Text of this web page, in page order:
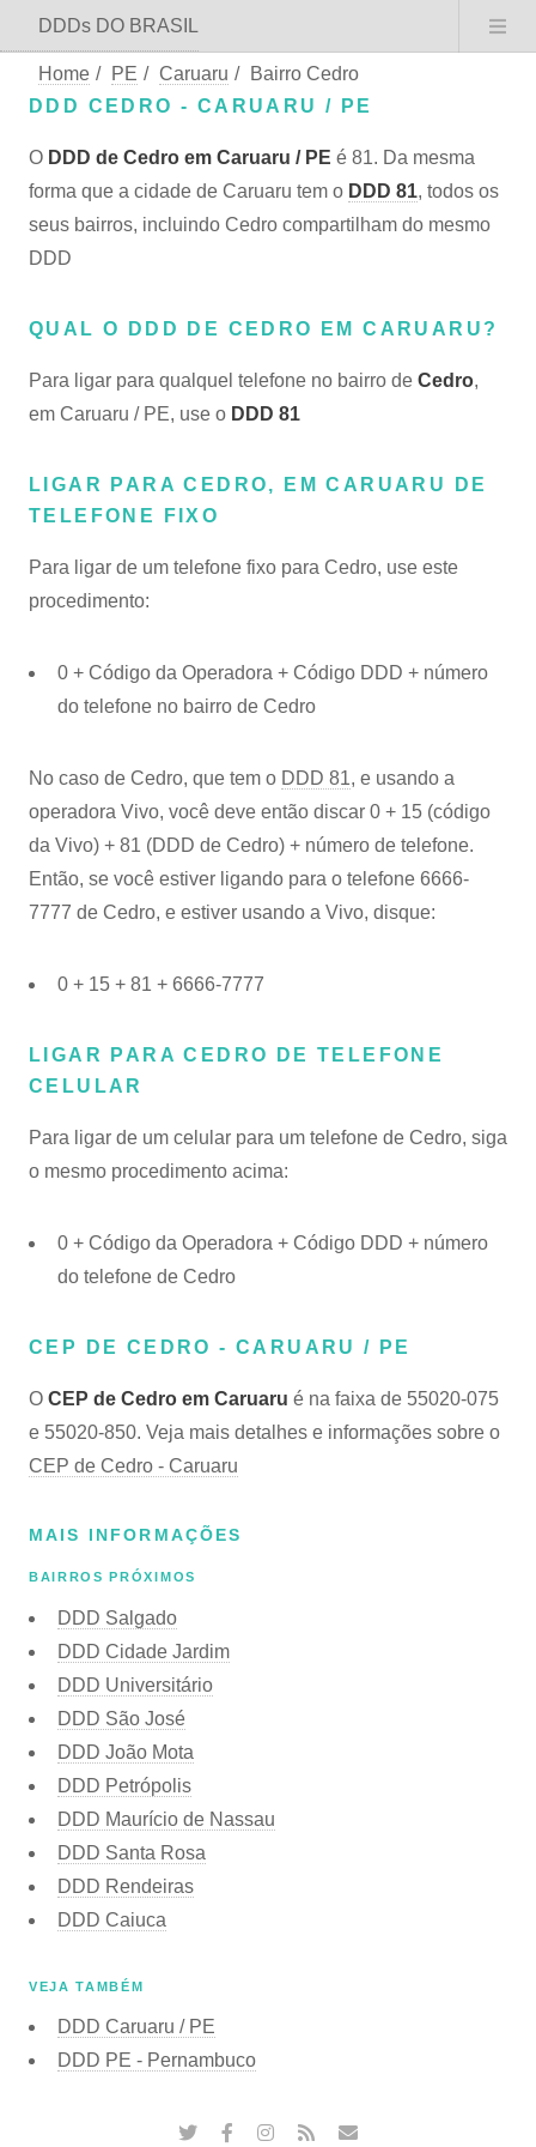
DDDs DO BRASIL
Home / PE / Caruaru /
Bairro Cedro
DDD CEDRO - CARUARU / PE
O DDD de Cedro em Caruaru / PE é 81. Da mesma
forma que a cidade de Caruaru tem o DDD 81, todos os
seus bairros, incluindo Cedro compartilham do mesmo
DDD
QUAL O DDD DE CEDRO EM CARUARU?
Para ligar para qualquel telefone no bairro de Cedro,
em Caruaru / PE, use o DDD 81
LIGAR PARA CEDRO, EM CARUARU DE
TELEFONE FIXO
Para ligar de um telefone fixo para Cedro, use este
procedimento:
0 + Código da Operadora + Código DDD + número
do telefone no bairro de Cedro
No caso de Cedro, que tem o DDD 81, e usando a
operadora Vivo, você deve então discar 0 + 15 (código
da Vivo) + 81 (DDD de Cedro) + número de telefone.
Então, se você estiver ligando para o telefone 6666-
7777 de Cedro, e estiver usando a Vivo, disque:
0 + 15 + 81 + 6666-7777
LIGAR PARA CEDRO DE TELEFONE
CELULAR
Para ligar de um celular para um telefone de Cedro, siga
o mesmo procedimento acima:
0 + Código da Operadora + Código DDD + número
do telefone de Cedro
CEP DE CEDRO - CARUARU / PE
O CEP de Cedro em Caruaru é na faixa de 55020-075
e 55020-850. Veja mais detalhes e informações sobre o
CEP de Cedro - Caruaru
MAIS INFORMAÇÕES
BAIRROS PRÓXIMOS
DDD Salgado
DDD Cidade Jardim
DDD Universitário
DDD São José
DDD João Mota
DDD Petrópolis
DDD Maurício de Nassau
DDD Santa Rosa
DDD Rendeiras
DDD Caiuca
VEJA TAMBÉM
DDD Caruaru / PE
DDD PE - Pernambuco